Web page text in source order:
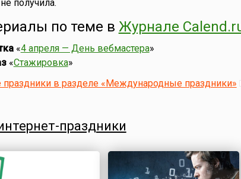
получила.
по теме в Журнале
«4 апреля — День вебмастера»
«Стажировка»
праздники в разделе «Международные праздники»
праздники